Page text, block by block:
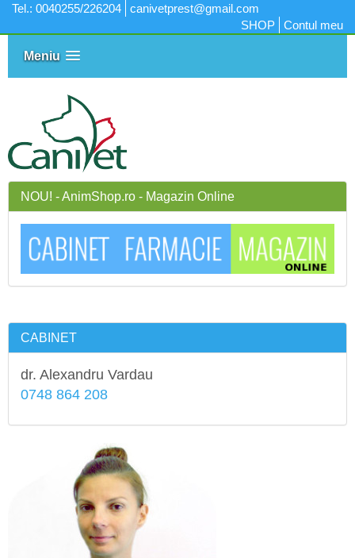
Tel.: 0040255/226204
canivetprest@gmail.com
SHOP
Contul meu
Meniu
NOU! - AnimShop.ro - Magazin Online
CABINET
dr. Alexandru Vardau
0748 864 208